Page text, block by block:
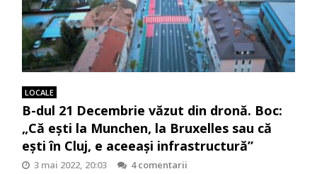
LOCALE
B-dul 21 Decembrie văzut din dronă. Boc:
„Că ești la Munchen, la Bruxelles sau că
ești în Cluj, e aceeași infrastructură”
3 mai 2022, 20:03
4 comentarii